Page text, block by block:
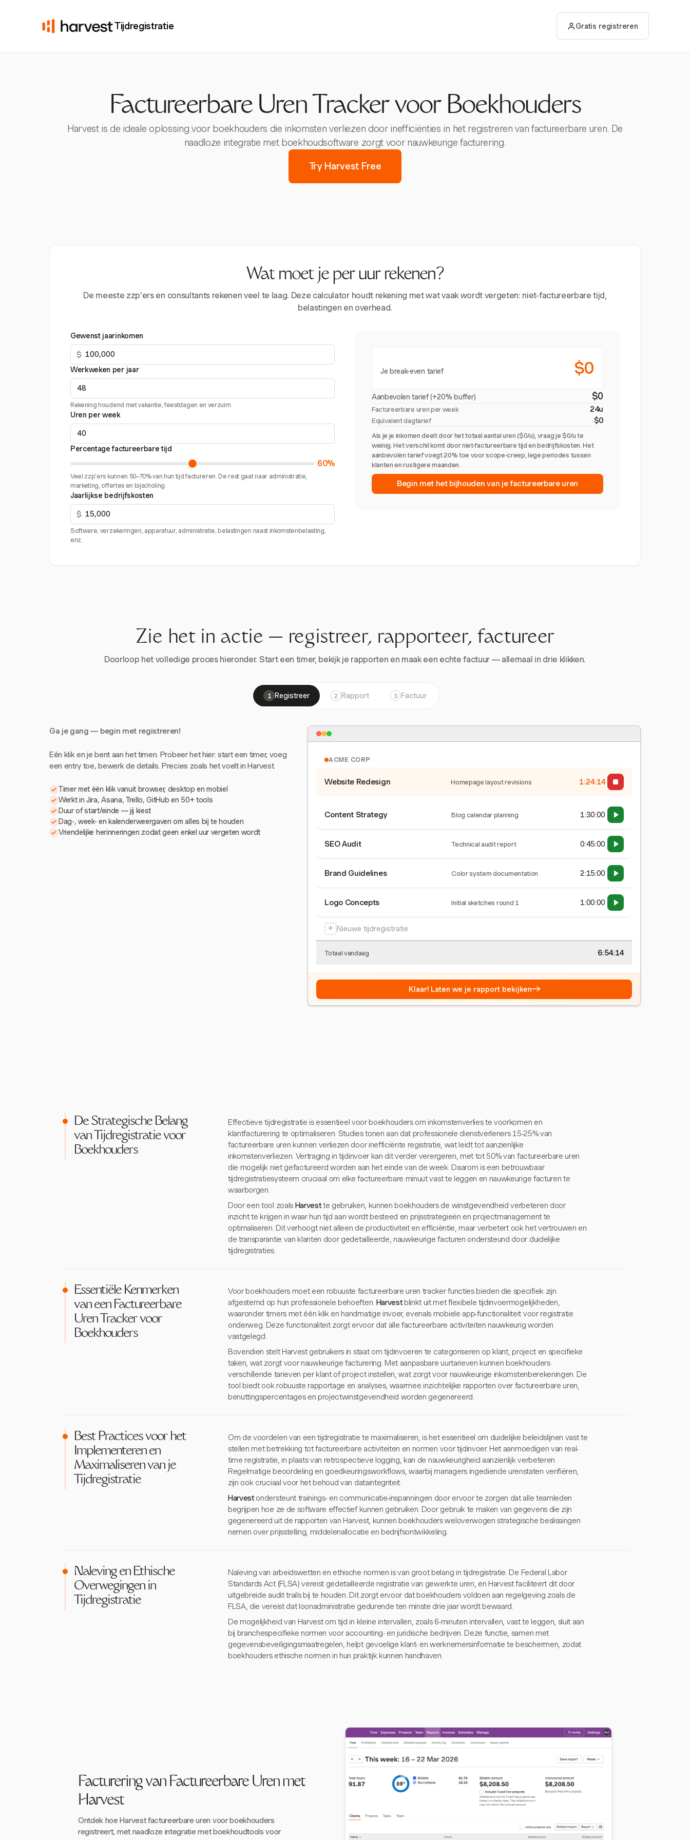
Tijdregistratie Gratis registreren
Factureerbare Uren Tracker voor Boekhouders
Harvest is de ideale oplossing voor boekhouders die inkomsten verliezen door inefficiënties in het registreren van factureerbare uren. De
naadloze integratie met boekhoudsoftware zorgt voor nauwkeurige facturering.
Try Harvest Free
Wat moet je per uur rekenen?
De meeste zzp’ers en consultants rekenen veel te laag. Deze calculator houdt rekening met wat vaak wordt vergeten: niet-factureerbare tijd,
belastingen en overhead.
Gewenst jaarinkomen
$
Werkweken per jaar
Rekening houdend met vakantie, feestdagen en verzuim
Uren per week
Percentage factureerbare tijd
60%
Veel zzp’ers kunnen 50–70% van hun tijd factureren. De rest gaat naar administratie,
marketing, offertes en bijscholing.
Jaarlijkse bedrijfskosten
$
Software, verzekeringen, apparatuur, administratie, belastingen naast inkomstenbelasting,
enz.
Je break-even tarief $0
Aanbevolen tarief (+20% buffer) $0
Factureerbare uren per week 24u
Equivalent dagtarief $0
Als je je inkomen deelt door het totaal aantal uren ($0/u), vraag je $0/u te
weinig. Het verschil komt door niet-factureerbare tijd en bedrijfskosten. Het
aanbevolen tarief voegt 20% toe voor scope-creep, lege periodes tussen
klanten en rustigere maanden.
Begin met het bijhouden van je factureerbare uren
Zie het in actie — registreer, rapporteer, factureer
Doorloop het volledige proces hieronder. Start een timer, bekijk je rapporten en maak een echte factuur — allemaal in drie klikken.
1 Registreer 2 Rapport 3 Factuur
Ga je gang — begin met registreren!
Eén klik en je bent aan het timen. Probeer het hier: start een timer, voeg
een entry toe, bewerk de details. Precies zoals het voelt in Harvest.
Timer met één klik vanuit browser, desktop en mobiel
Werkt in Jira, Asana, Trello, GitHub en 50+ tools
Duur of start/einde — jij kiest
Dag-, week- en kalenderweergaven om alles bij te houden
Vriendelijke herinneringen zodat geen enkel uur vergeten wordt
ACME CORP
Website Redesign Homepage layout revisions 1:24:14
Content Strategy Blog calendar planning 1:30:00
SEO Audit Technical audit report 0:45:00
Brand Guidelines Color system documentation 2:15:00
Logo Concepts Initial sketches round 1 1:00:00
+ Nieuwe tijdregistratie
Totaal vandaag 6:54:14
Klaar! Laten we je rapport bekijken→
De Strategische Belang
van Tijdregistratie voor
Boekhouders
Effectieve tijdregistratie is essentieel voor boekhouders om inkomstenverlies te voorkomen en
klantfacturering te optimaliseren. Studies tonen aan dat professionele dienstverleners 15-25% van
factureerbare uren kunnen verliezen door inefficiënte registratie, wat leidt tot aanzienlijke
inkomstenverliezen. Vertraging in tijdinvoer kan dit verder verergeren, met tot 50% van factureerbare uren
die mogelijk niet gefactureerd worden aan het einde van de week. Daarom is een betrouwbaar
tijdregistratiesysteem cruciaal om elke factureerbare minuut vast te leggen en nauwkeurige facturen te
waarborgen.
Door een tool zoals Harvestte gebruiken, kunnen boekhouders de winstgevendheid verbeteren door
inzicht te krijgen in waar hun tijd aan wordt besteed en prijsstrategieën en projectmanagement te
optimaliseren. Dit verhoogt niet alleen de productiviteit en efficiëntie, maar verbetert ook het vertrouwen en
de transparantie van klanten door gedetailleerde, nauwkeurige facturen ondersteund door duidelijke
tijdregistraties.
Essentiële Kenmerken
van een Factureerbare
Uren Tracker voor
Boekhouders
Voor boekhouders moet een robuuste factureerbare uren tracker functies bieden die specifiek zijn
afgestemd op hun professionele behoeften. Harvestblinkt uit met flexibele tijdinvoermogelijkheden,
waaronder timers met één klik en handmatige invoer, evenals mobiele app-functionaliteit voor registratie
onderweg. Deze functionaliteit zorgt ervoor dat alle factureerbare activiteiten nauwkeurig worden
vastgelegd.
Bovendien stelt Harvest gebruikers in staat om tijdinvoeren te categoriseren op klant, project en specifieke
taken, wat zorgt voor nauwkeurige facturering. Met aanpasbare uurtarieven kunnen boekhouders
verschillende tarieven per klant of project instellen, wat zorgt voor nauwkeurige inkomstenberekeningen. De
tool biedt ook robuuste rapportage en analyses, waarmee inzichtelijke rapporten over factureerbare uren,
benuttingspercentages en projectwinstgevendheid worden gegenereerd.
Best Practices voor het
Implementeren en
Maximaliseren van je
Tijdregistratie
Om de voordelen van een tijdregistratie te maximaliseren, is het essentieel om duidelijke beleidslijnen vast te
stellen met betrekking tot factureerbare activiteiten en normen voor tijdinvoer. Het aanmoedigen van real-
time registratie, in plaats van retrospectieve logging, kan de nauwkeurigheid aanzienlijk verbeteren.
Regelmatige beoordeling en goedkeuringsworkflows, waarbij managers ingediende urenstaten verifiëren,
zijn ook cruciaal voor het behoud van dataintegriteit.
Harvestondersteunt trainings- en communicatie-inspanningen door ervoor te zorgen dat alle teamleden
begrijpen hoe ze de software effectief kunnen gebruiken. Door gebruik te maken van gegevens die zijn
gegenereerd uit de rapporten van Harvest, kunnen boekhouders weloverwogen strategische beslissingen
nemen over prijsstelling, middelenallocatie en bedrijfsontwikkeling.
Naleving en Ethische
Overwegingen in
Tijdregistratie
Naleving van arbeidswetten en ethische normen is van groot belang in tijdregistratie. De Federal Labor
Standards Act (FLSA) vereist gedetailleerde registratie van gewerkte uren, en Harvest faciliteert dit door
uitgebreide audit trails bij te houden. Dit zorgt ervoor dat boekhouders voldoen aan regelgeving zoals de
FLSA, die vereist dat loonadministratie gedurende ten minste drie jaar wordt bewaard.
De mogelijkheid van Harvest om tijd in kleine intervallen, zoals 6-minuten intervallen, vast te leggen, sluit aan
bij branchespecifieke normen voor accounting- en juridische bedrijven. Deze functie, samen met
gegevensbeveiligingsmaatregelen, helpt gevoelige klant- en werknemersinformatie te beschermen, zodat
boekhouders ethische normen in hun praktijk kunnen handhaven.
Facturering van Factureerbare Uren met
Harvest
Ontdek hoe Harvest factureerbare uren voor boekhouders
registreert, met naadloze integratie met boekhoudtools voor